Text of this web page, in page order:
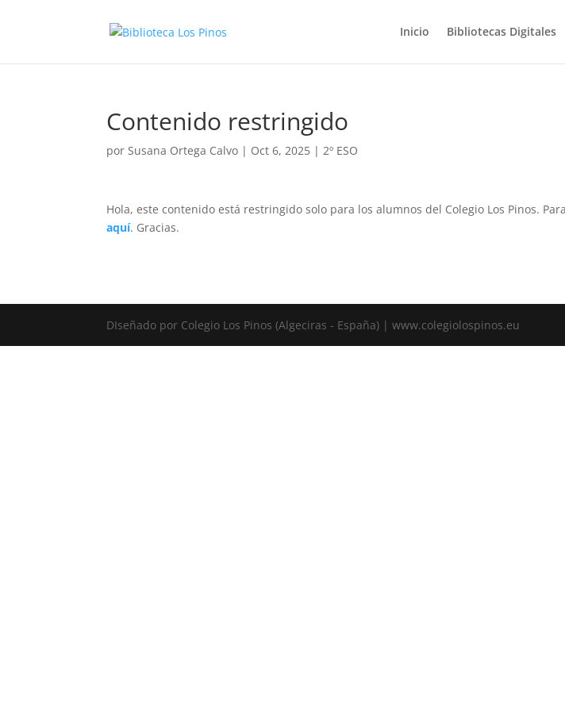
Inicio Bibliotecas Digitales
Contenido restringido
porSusana Ortega Calvo | Oct 6, 2025 |2º ESO
Hola, este contenido está restringido solo para los alumnos del Colegio Los Pinos.
aquí. Gracias.
DIseñado por Colegio Los Pinos (Algeciras - España) | www.colegiolospinos.eu